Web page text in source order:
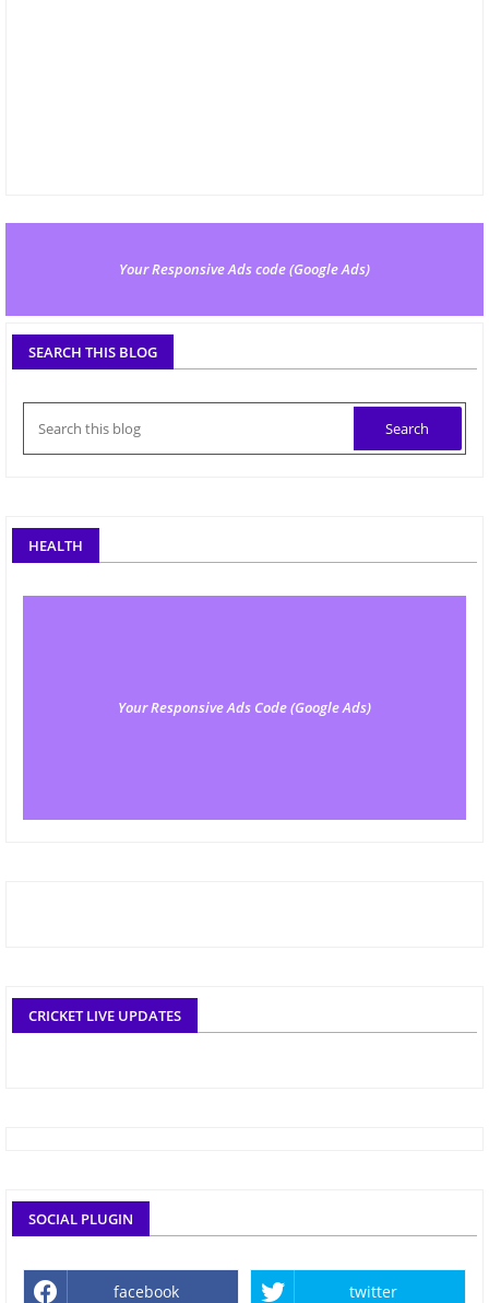
Your Responsive Ads code (Google Ads)
SEARCH THIS BLOG
HEALTH
Your Responsive Ads Code (Google Ads)
CRICKET LIVE UPDATES
SOCIAL PLUGIN
facebook twitter